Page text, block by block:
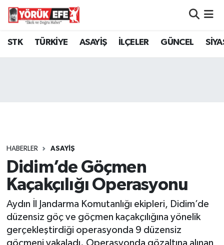
STK TÜRKİYE ASAYİŞ İLÇELER GÜNCEL
HABERLER ASAYİŞ
Didim’de Göçmen
Kaçakçılığı Operasyonu
Aydın İl Jandarma Komutanlığı ekipleri, Didim’de
düzensiz göç ve göçmen kaçakçılığına yönelik
gerçekleştirdiği operasyonda 9 düzensiz
Aydın Nöbetçi Eczaneler
Tüm Manşetler
Son Dakika Haberleri
Haber Arşivi